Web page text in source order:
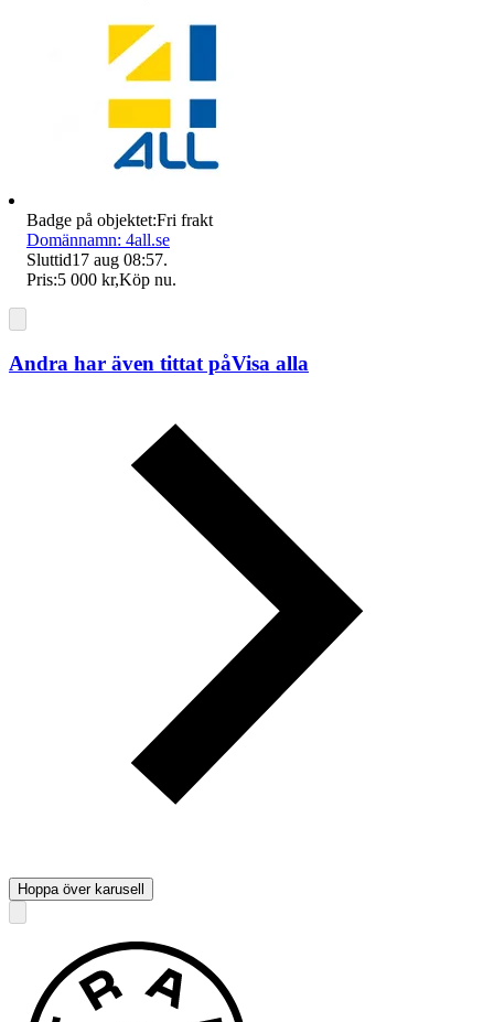
Badge på objektet:Fri frakt
Domännamn: 4all.se
Sluttid17 aug 08:57.
Pris:5 000 kr,Köp nu.
Andra har även tittat påVisa alla
Hoppa över karusell